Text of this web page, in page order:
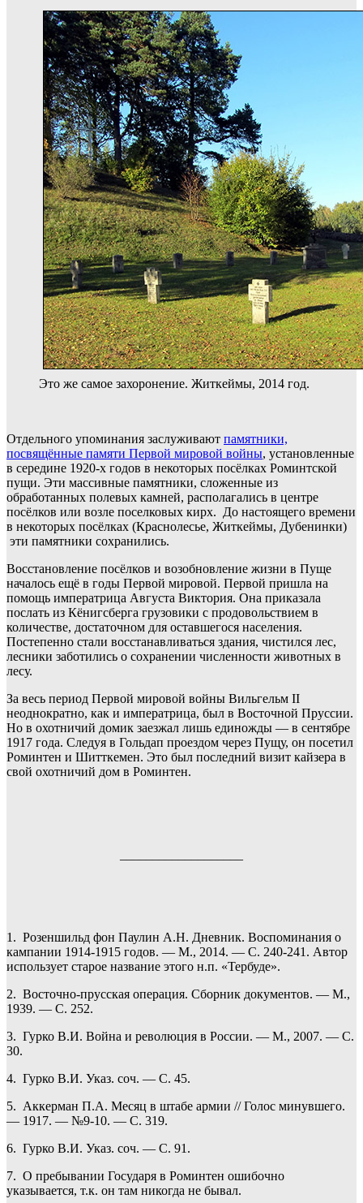
Это же самое захоронение. Житкеймы, 2014 год.
Отдельного упоминания заслуживают памятники,
посвящённые памяти Первой мировой войны, установленные
в середине 1920-х годов в некоторых посёлках Роминтской
пущи. Эти массивные памятники, сложенные из
обработанных полевых камней, располагались в центре
посёлков или возле поселковых кирх. До настоящего времени
в некоторых посёлках (Краснолесье, Житкеймы, Дубенинки)
эти памятники сохранились.
Восстановление посёлков и возобновление жизни в Пуще
началось ещё в годы Первой мировой. Первой пришла на
помощь императрица Августа Виктория. Она приказала
послать из Кёнигсберга грузовики с продовольствием в
количестве, достаточном для оставшегося населения.
Постепенно стали восстанавливаться здания, чистился лес,
лесники заботились о сохранении численности животных в
лесу.
За весь период Первой мировой войны Вильгельм II
неоднократно, как и императрица, был в Восточной Пруссии.
Но в охотничий домик заезжал лишь единожды — в сентябре
1917 года. Следуя в Гольдап проездом через Пущу, он посетил
Роминтен и Шитткемен. Это был последний визит кайзера в
свой охотничий дом в Роминтен.
1. Розеншильд фон Паулин А.Н. Дневник. Воспоминания о
кампании 1914-1915 годов. — М., 2014. — С. 240-241. Автор
использует старое название этого н.п. «Тербуде».
2. Восточно-прусская операция. Сборник документов. — М.,
1939. — С. 252.
3. Гурко В.И. Война и революция в России. — М., 2007. — С.
30.
4. Гурко В.И. Указ. соч. — С. 45.
5. Аккерман П.А. Месяц в штабе армии // Голос минувшего.
— 1917. — №9-10. — С. 319.
6. Гурко В.И. Указ. соч. — С. 91.
7. О пребывании Государя в Роминтен ошибочно
указывается, т.к. он там никогда не бывал.